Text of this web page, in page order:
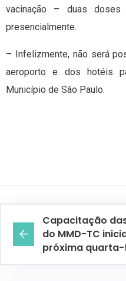
vacinação – duas doses
presencialmente.
– Infelizmente, não será
aeroporto e dos hotéis
Município de São Paulo.
Capacitação
do MMD-TC
próxima